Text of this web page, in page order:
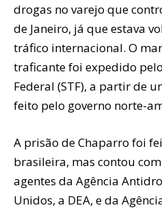
drogas no varejo que
de Janeiro, já que estava
tráfico internacional. O
traficante foi expedido
Federal (STF), a partir de
feito pelo governo norte-
A prisão de Chaparro foi
brasileira, mas contou
agentes da Agência
Unidos, a DEA, e da